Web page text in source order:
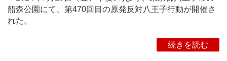
船森公園にて、第470回目の原発反対八王子行動が開催さ
れた。
続きを読む